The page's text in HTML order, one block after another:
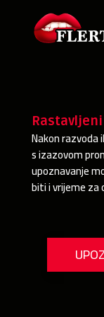
Nakon razvoda
s izazovom
upoznavanje
biti i vrijeme za